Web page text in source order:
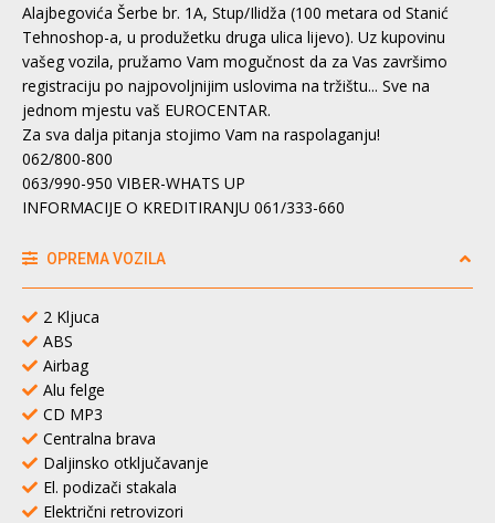
Alajbegovića Šerbe br. 1A, Stup/Ilidža (100 metara od Stanić
Tehnoshop-a, u produžetku druga ulica lijevo). Uz kupovinu
vašeg vozila, pružamo Vam mogučnost da za Vas završimo
registraciju po najpovoljnijim uslovima na tržištu... Sve na
jednom mjestu vaš EUROCENTAR.
Za sva dalja pitanja stojimo Vam na raspolaganju!
062/800-800
063/990-950 VIBER-WHATS UP
INFORMACIJE O KREDITIRANJU 061/333-660
OPREMA VOZILA
2 Kljuca
ABS
Airbag
Alu felge
CD MP3
Centralna brava
Daljinsko otključavanje
El. podizači stakala
Električni retrovizori